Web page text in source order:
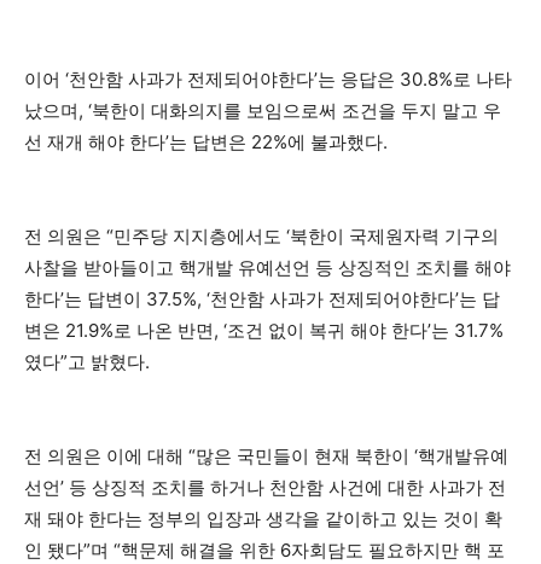
이어 ‘천안함 사과가 전제되어야한다’는 응답은 30.8%로 나타
났으며, ‘북한이 대화의지를 보임으로써 조건을 두지 말고 우
선 재개 해야 한다’는 답변은 22%에 불과했다.
전 의원은 “민주당 지지층에서도 ‘북한이 국제원자력 기구의
사찰을 받아들이고 핵개발 유예선언 등 상징적인 조치를 해야
한다’는 답변이 37.5%, ‘천안함 사과가 전제되어야한다’는 답
변은 21.9%로 나온 반면, ‘조건 없이 복귀 해야 한다’는 31.7%
였다”고 밝혔다.
전 의원은 이에 대해 “많은 국민들이 현재 북한이 ‘핵개발유예
선언’ 등 상징적 조치를 하거나 천안함 사건에 대한 사과가 전
재 돼야 한다는 정부의 입장과 생각을 같이하고 있는 것이 확
인 됐다”며 “핵문제 해결을 위한 6자회담도 필요하지만 핵 포